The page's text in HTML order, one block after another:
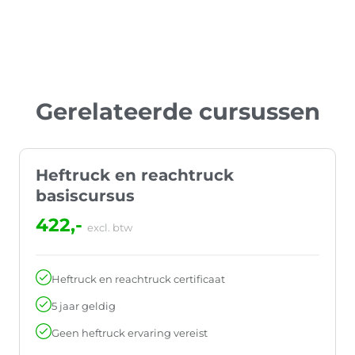
Gerelateerde cursussen
Heftruck en reachtruck
basiscursus
422,- excl. btw
Heftruck en reachtruck certificaat
5 jaar geldig
Geen heftruck ervaring vereist